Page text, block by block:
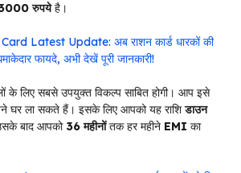
रुपयेहै।
Latest Update: अब राशन कार्ड धारकों की
फायदे, अभी देखें पूरी जानकारी!
के लिए सबसे उपयुक्त विकल्प साबित होगी। आप इसे
घर ला सकते हैं। इसके लिए आपको यह राशिडाउन
बाद आपको 36 महीनोंतक हर महीने EMI का